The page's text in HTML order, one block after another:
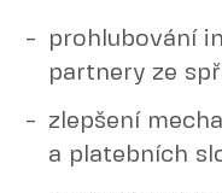
prohlubování
partnery ze
zlepšení
a platebních